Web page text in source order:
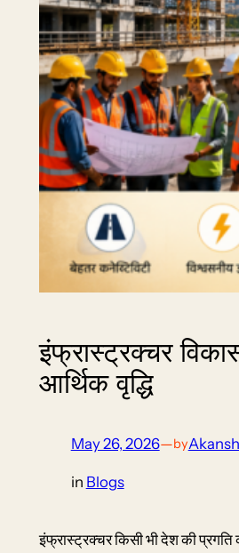
इंफ्रास्ट्रक्चर
आर्थिक वृद्धि
May 26, 2026—by
in Blogs
इंफ्रास्ट्रक्चर किसी भी देश की प्रगति